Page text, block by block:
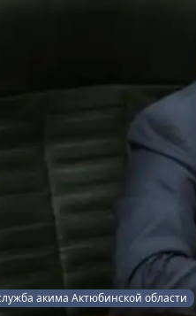
акима Актюбинской области